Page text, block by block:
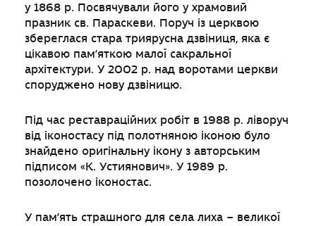
у 1868 р. Посвячували його у храмовий
празник св. Параскеви. Поруч із церквою
збереглася стара триярусна дзвіниця, яка є
цікавою пам’яткою малої сакральної
архітектури. У 2002 р. над воротами церкви
споруджено нову дзвіницю.
Під час реставраційних робіт в 1988 р. ліворуч
від іконостасу під полотняною іконою було
знайдено оригінальну ікону з авторським
підписом «К. Устиянович». У 1989 р.
позолочено іконостас.
У пам’ять страшного для села лиха – великої